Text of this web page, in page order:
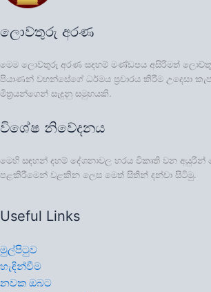
ලොව්තුරු අරණ
මෙම ලොව්තුරු අරණ සදහම් මණ්ඩපය අසිරිමත්
පියාණන් වහන්සේගේ ධර්මය ප්‍රචාරය කිරීම උදෙසා
මිත්‍රයන්ගෙන් සැදුනු සමුහයකි.
විශේෂ නිවේදනය
මෙහි සඳහන් දහම් දේශනාවල හරය විකෘති වන
පළකිරීමෙන් වළකින ලෙස මෙත් සිතින් දන්වා සිටිමු.
Useful Links
මුල්පිටුව
හැඳින්වීම
නවක ඔබට